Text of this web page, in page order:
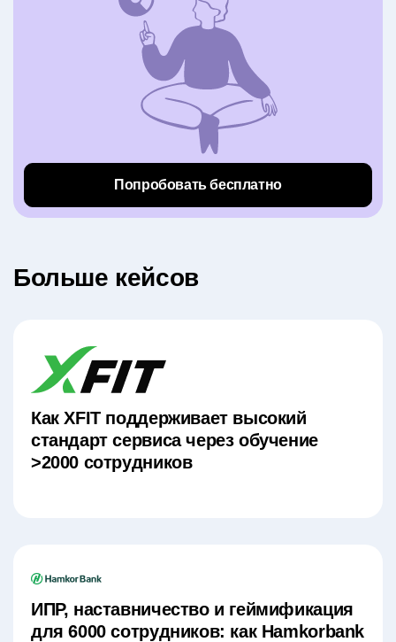
Попробовать бесплатно
Больше кейсов
Как XFIT поддерживает высокий
стандарт сервиса через обучение
>2000 сотрудников
ИПР, наставничество и геймификация
для 6000 сотрудников: как Hamkorbank